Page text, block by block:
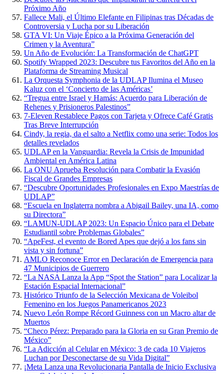
Próximo Año
Fallece Mali, el Último Elefante en Filipinas tras Décadas de
Controversia y Lucha por su Liberación
GTA VI: Un Viaje Épico a la Próxima Generación del
Crimen y la Aventura”
Un Año de Evolución: La Transformación de ChatGPT
Spotify Wrapped 2023: Descubre tus Favoritos del Año en la
Plataforma de Streaming Musical
La Orquesta Symphonia de la UDLAP Ilumina el Museo
Kaluz con el ‘Concierto de las Américas’
“Tregua entre Israel y Hamás: Acuerdo para Liberación de
Rehenes y Prisioneros Palestinos”
7-Eleven Restablece Pagos con Tarjeta y Ofrece Café Gratis
Tras Breve Interrupción
Cindy, la regia, da el salto a Netflix como una serie: Todos los
detalles revelados
UDLAP en la Vanguardia: Revela la Crisis de Impunidad
Ambiental en América Latina
La ONU Aprueba Resolución para Combatir la Evasión
Fiscal de Grandes Empresas
“Descubre Oportunidades Profesionales en Expo Maestrías de
UDLAP”
“Escuela en Inglaterra nombra a Abigail Bailey, una IA, como
su Directora”
“LAMUN-UDLAP 2023: Un Espacio Único para el Debate
Estudiantil sobre Problemas Globales”
“ApeFest, el evento de Bored Apes que dejó a los fans sin
vista y sin fortuna”
AMLO Reconoce Error en Declaración de Emergencia para
47 Municipios de Guerrero
“La NASA Lanza la App “Spot the Station” para Localizar la
Estación Espacial Internacional”
Histórico Triunfo de la Selección Mexicana de Voleibol
Femenino en los Juegos Panamericanos 2023
Nuevo León Rompe Récord Guinness con un Macro altar de
Muertos
“Checo Pérez: Preparado para la Gloria en su Gran Premio de
México”
“La Adicción al Celular en México: 3 de cada 10 Viajeros
Luchan por Desconectarse de su Vida Digital”
¡Meta Lanza una Revolucionaria Pantalla de Inicio Exclusiva